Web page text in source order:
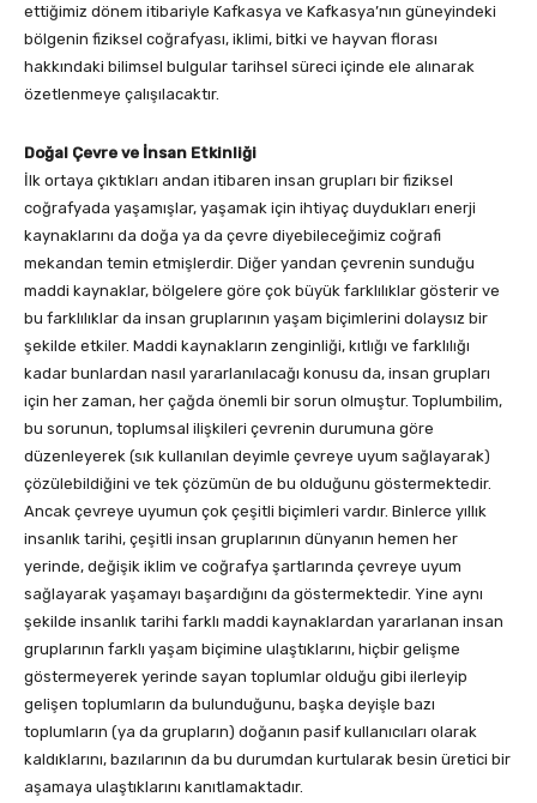
ettiğimiz dönem itibariyle Kafkasya ve Kafkasya’nın güneyindeki
bölgenin fiziksel coğrafyası, iklimi, bitki ve hayvan florası
hakkındaki bilimsel bulgular tarihsel süreci içinde ele alınarak
özetlenmeye çalışılacaktır.
Doğal Çevre ve İnsan Etkinliği
İlk ortaya çıktıkları andan itibaren insan grupları bir fiziksel
coğrafyada yaşamışlar, yaşamak için ihtiyaç duydukları enerji
kaynaklarını da doğa ya da çevre diyebileceğimiz coğrafi
mekandan temin etmişlerdir. Diğer yandan çevrenin sunduğu
maddi kaynaklar, bölgelere göre çok büyük farklılıklar gösterir ve
bu farklılıklar da insan gruplarının yaşam biçimlerini dolaysız bir
şekilde etkiler. Maddi kaynakların zenginliği, kıtlığı ve farklılığı
kadar bunlardan nasıl yararlanılacağı konusu da, insan grupları
için her zaman, her çağda önemli bir sorun olmuştur. Toplumbilim,
bu sorunun, toplumsal ilişkileri çevrenin durumuna göre
düzenleyerek (sık kullanılan deyimle çevreye uyum sağlayarak)
çözülebildiğini ve tek çözümün de bu olduğunu göstermektedir.
Ancak çevreye uyumun çok çeşitli biçimleri vardır. Binlerce yıllık
insanlık tarihi, çeşitli insan gruplarının dünyanın hemen her
yerinde, değişik iklim ve coğrafya şartlarında çevreye uyum
sağlayarak yaşamayı başardığını da göstermektedir. Yine aynı
şekilde insanlık tarihi farklı maddi kaynaklardan yararlanan insan
gruplarının farklı yaşam biçimine ulaştıklarını, hiçbir gelişme
göstermeyerek yerinde sayan toplumlar olduğu gibi ilerleyip
gelişen toplumların da bulunduğunu, başka deyişle bazı
toplumların (ya da grupların) doğanın pasif kullanıcıları olarak
kaldıklarını, bazılarının da bu durumdan kurtularak besin üretici bir
aşamaya ulaştıklarını kanıtlamaktadır.